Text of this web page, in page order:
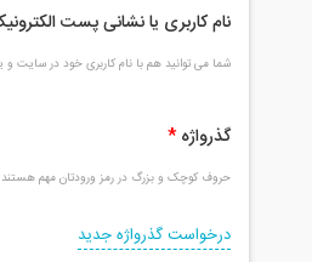
نام کاربری یا نشانی پست
شما می توانید هم با نام کاربری خود در سایت
گذرواژه *
حروف کوچک و بزرگ در رمز ورودتان مهم هستند.
درخواست گذرواژه جدید